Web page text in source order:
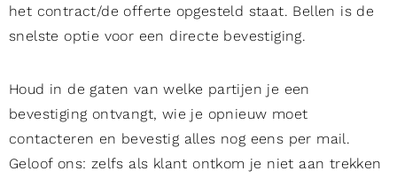
het contract/de offerte opgesteld staat. Bellen is de
snelste optie voor een directe bevestiging.
Houd in de gaten van welke partijen je een
bevestiging ontvangt, wie je opnieuw moet
contacteren en bevestig alles nog eens per mail.
Geloof ons: zelfs als klant ontkom je niet aan trekken